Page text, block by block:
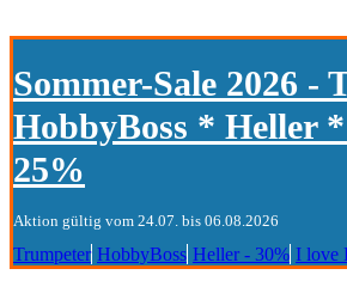
Sommer-Sale 2026 -
HobbyBoss * Heller
25%
Aktion gültig vom 24.07. bis 06.08.2026
Trumpeter HobbyBoss Heller - 30% I love